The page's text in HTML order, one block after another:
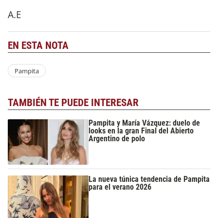
A.E
EN ESTA NOTA
Pampita
TAMBIÉN TE PUEDE INTERESAR
Pampita y María Vázquez: duelo de
looks en la gran Final del Abierto
Argentino de polo
La nueva túnica tendencia de Pampita
para el verano 2026